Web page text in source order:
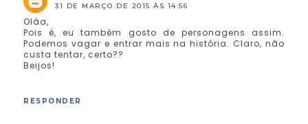
31 DE MARÇO DE 2015 ÀS 14:56
Oláa,
Pois é, eu também gosto de personagens assim.
Podemos vagar e entrar mais na história. Claro, não
custa tentar, certo??
Beijos!
RESPONDER